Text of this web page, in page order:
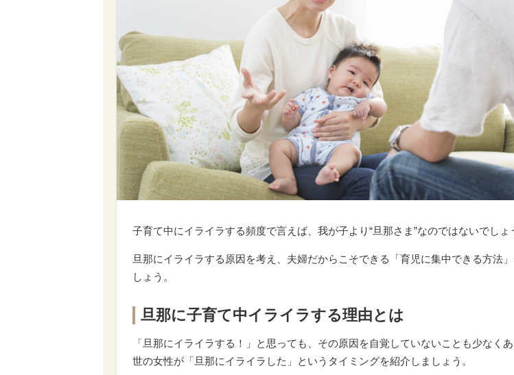
子育て中にイライラする頻度で言えば、我が子より“旦那さま”なのではないでしょ
旦那にイライラする原因を考え、夫婦だからこそできる「育児に集中できる方法
しょう。
旦那に子育て中イライラする理由とは
「旦那にイライラする！」と思っても、その原因を自覚していないことも少なくあ
世の女性が「旦那にイライラした」というタイミングを紹介しましょう。